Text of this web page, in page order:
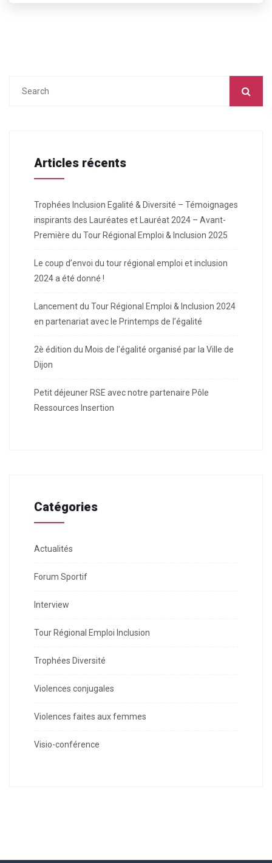
Articles récents
Trophées Inclusion Egalité & Diversité – Témoignages
inspirants des Lauréates et Lauréat 2024 – Avant-
Première du Tour Régional Emploi & Inclusion 2025
Le coup d’envoi du tour régional emploi et inclusion
2024 a été donné !
Lancement du Tour Régional Emploi & Inclusion 2024
en partenariat avec le Printemps de l’égalité
2è édition du Mois de l’égalité organisé par la Ville de
Dijon
Petit déjeuner RSE avec notre partenaire Pôle
Ressources Insertion
Catégories
Actualités
Forum Sportif
Interview
Tour Régional Emploi Inclusion
Trophées Diversité
Violences conjugales
Violences faites aux femmes
Visio-conférence